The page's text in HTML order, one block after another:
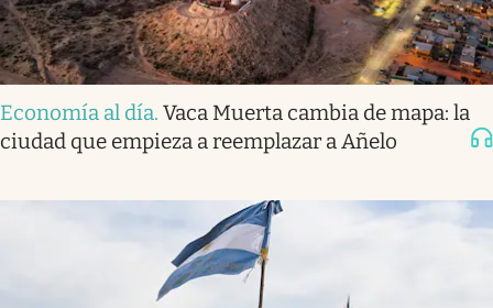
Economía al día. Vaca Muerta cambia de mapa: la
ciudad que empieza a reemplazar a Añelo